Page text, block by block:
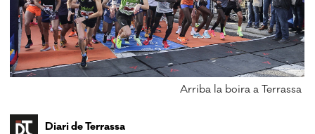
Arriba la boira a Terrassa
Diari de Terrassa